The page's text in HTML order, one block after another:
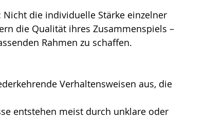
die individuelle Stärke einzelner
die Qualität ihres Zusammenspiels –
Rahmen zu schaffen.
Verhaltensweisen aus, die
entstehen meist durch unklare oder